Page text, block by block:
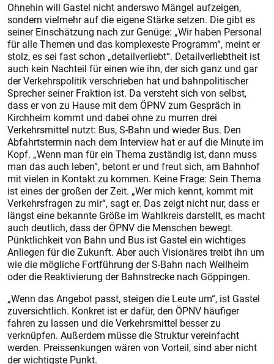
Ohnehin will Gastel nicht anderswo Mängel aufzeigen,
sondern vielmehr auf die eigene Stärke setzen. Die gibt es
seiner Einschätzung nach zur Genüge: „Wir haben Personal
für alle Themen und das komplexeste Programm“, meint er
stolz, es sei fast schon „detailverliebt“. Detailverliebtheit ist
auch kein Nachteil für einen wie ihn, der sich ganz und gar
der Verkehrspolitik verschrieben hat und bahnpolitischer
Sprecher seiner Fraktion ist. Da versteht sich von selbst,
dass er von zu Hause mit dem ÖPNV zum Gespräch in
Kirchheim kommt und dabei ohne zu murren drei
Verkehrsmittel nutzt: Bus, S-Bahn und wieder Bus. Den
Abfahrtstermin nach dem Interview hat er auf die Minute im
Kopf. „Wenn man für ein Thema zuständig ist, dann muss
man das auch leben“, betont er und freut sich, am Bahnhof
mit vielen in Kontakt zu kommen. Keine Frage: Sein Thema
ist eines der großen der Zeit. „Wer mich kennt, kommt mit
Verkehrsfragen zu mir“, sagt er. Das zeigt nicht nur, dass er
längst eine bekannte Größe im Wahlkreis darstellt, es macht
auch deutlich, dass der ÖPNV die Menschen bewegt.
Pünktlichkeit von Bahn und Bus ist Gastel ein wichtiges
Anliegen für die Zukunft. Aber auch Visionäres treibt ihn um
wie die mögliche Fortführung der S-Bahn nach Weilheim
oder die Reaktivierung der Bahnstrecke nach Göppingen.
„Wenn das Angebot passt, steigen die Leute um“, ist Gastel
zuversichtlich. Konkret ist er dafür, den ÖPNV häufiger
fahren zu lassen und die Verkehrsmittel besser zu
verknüpfen. Außerdem müsse die Struktur vereinfacht
werden. Preissenkungen wären von Vorteil, sind aber nicht
der wichtigste Punkt.